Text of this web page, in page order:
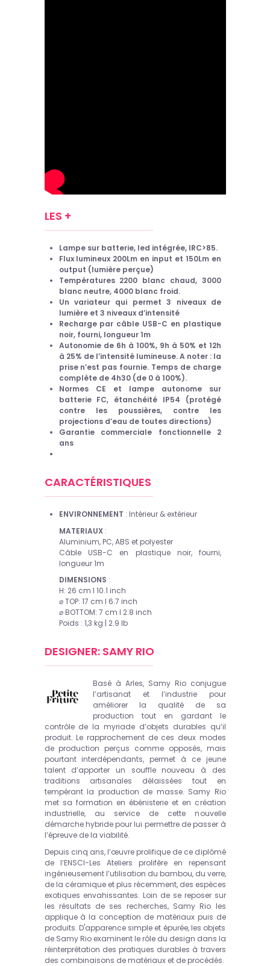
LES +
Lampe sur batterie, led intégrée, IRC>85.
Flux lumineux 200Lm en input et 150Lm en
output (lumière perçue)
Températures 2200 blanc chaud, 3000
blanc neutre, 4000 blanc froid.
Un variateur qui permet 3 niveaux de
lumière et 3 niveaux d’intensité
Recharge par câble USB-C en plastique
noir, fourni, longueur 1m
Autonomie de 6h à 100%, 9h à 50% et 12h
à 25% de l’intensité lumineuse. A noter : la
prise n’est pas fournie. Temps de charge
complète de 4h30 (de 0 à 100%).
Normes CE et lampe autonome sur
batterie FC, étanchéité IP54 (protégé
contre les poussières, contre les
projections d’eau de toutes directions)
Garantie commerciale fonctionnelle 2
ans
CARACTÉRISTIQUES
ENVIRONNEMENT : Intérieur & extérieur
MATERIAUX:
Aluminium, PC, ABS et polyester
Câble USB-C en plastique noir, fourni,
longueur 1m
DIMENSIONS :
H: 26 cm I 10.1 inch
⌀ TOP: 17 cm I 6.7 inch
⌀ BOTTOM: 7 cm I 2.8 inch
Poids : 1,3 kg | 2.9 lb
DESIGNER: SAMY RIO
Basé à Arles, Samy Rio conjugue
l’artisanat et l’industrie pour
améliorer la qualité de sa
production tout en gardant le
contrôle de la myriade d’objets durables qu’il
produit. Le rapprochement de ces deux modes
de production perçus comme opposés, mais
pourtant interdépendants, permet à ce jeune
talent d’apporter un souffle nouveau à des
traditions artisanales délaissées tout en
tempérant la production de masse. Samy Rio
met sa formation en ébénisterie et en création
industrielle, au service de cette nouvelle
démarche hybride pour lui permettre de passer à
l’épreuve de la viabilité.
Depuis cinq ans, l’œuvre prolifique de ce diplômé
de l’ENSCI-Les Ateliers prolifère en repensant
ingénieusement l’utilisation du bambou, du verre,
de la céramique et plus récemment, des espèces
exotiques envahissantes. Loin de se reposer sur
les résultats de ses recherches, Samy Rio les
applique à la conception de matériaux puis de
produits. D'apparence simple et épurée, les objets
de Samy Rio examinent le rôle du design dans la
réinterprétation des pratiques durables à travers
des combinaisons de matériaux et de procédés.